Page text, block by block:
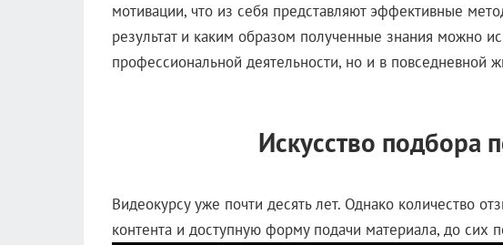
мотивации, что из себя представляют эффективные
результат и каким образом полученные знания можно
профессиональной деятельности, но и в повседневной
Искусство подбора
Видеокурсу уже почти десять лет. Однако количество
контента и доступную форму подачи материала, до сих